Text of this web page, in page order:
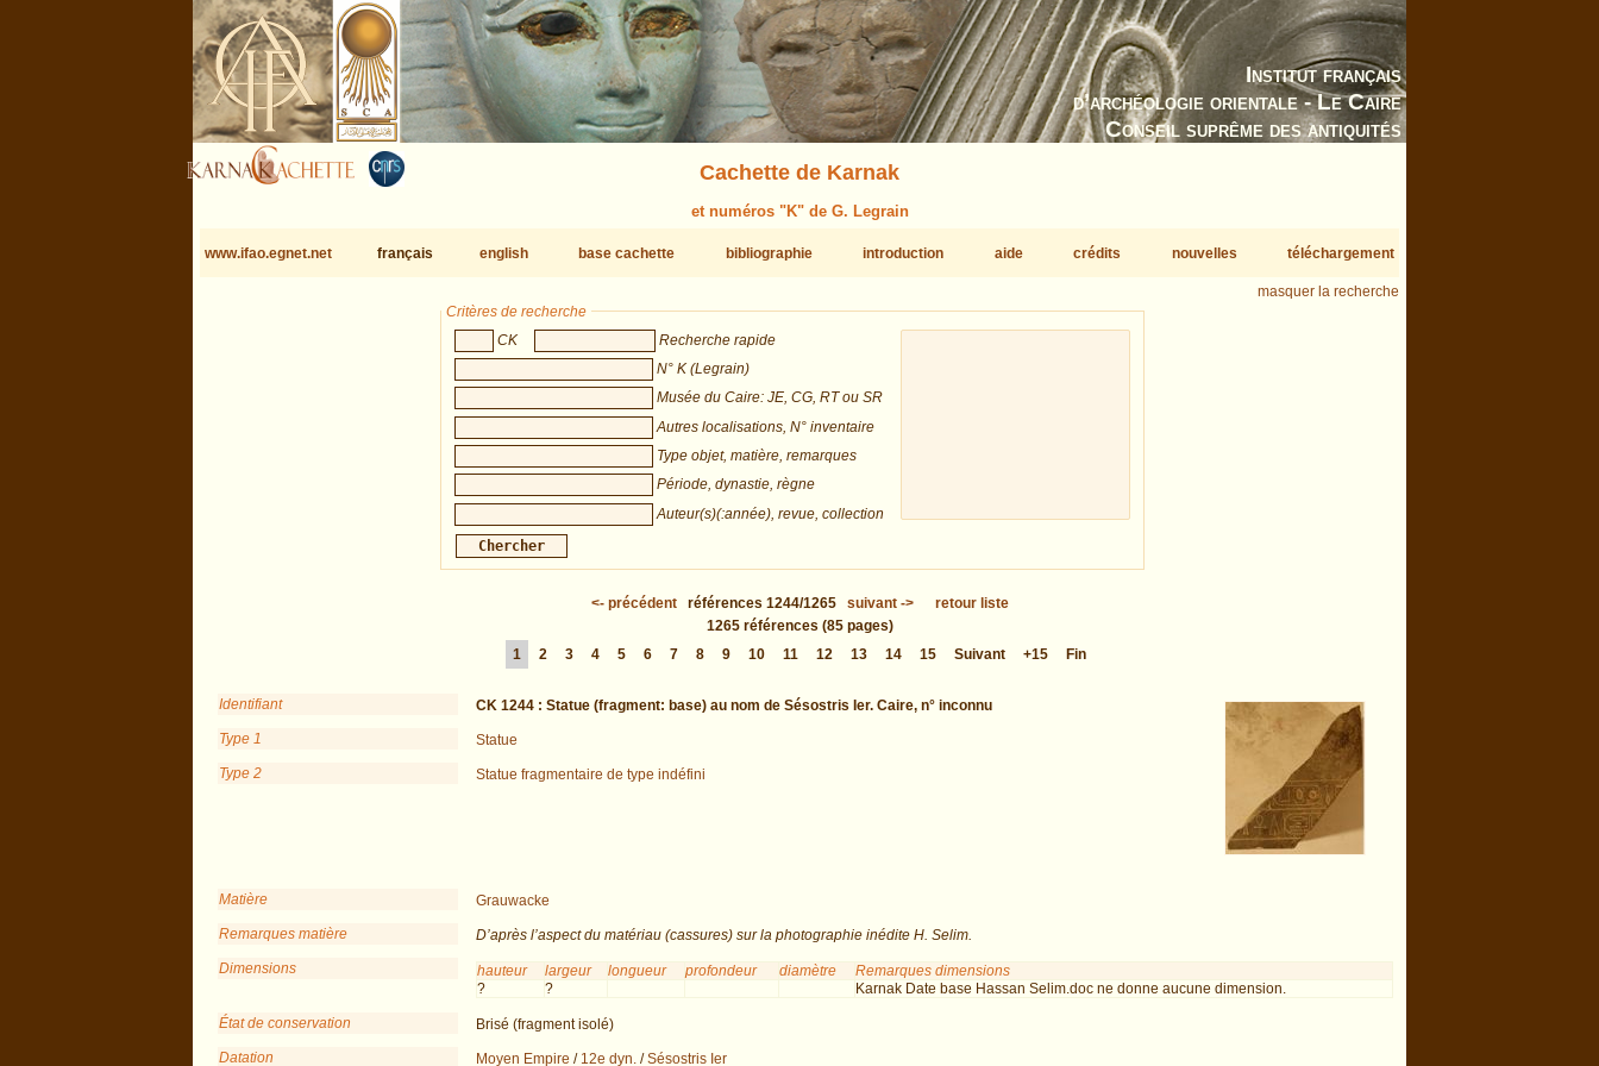
Institut français
d’archéologie orientale - Le Caire
Conseil suprême des antiquités
Cachette de Karnak
et numéros "K" de G. Legrain
www.ifao.egnet.net français english base cachette bibliographie introduction aide crédits nouvelles téléchargement
masquer la recherche
Critères de recherche
CK
Recherche rapide
N° K (Legrain)
Musée du Caire: JE, CG, RT ou SR
Autres localisations, N° inventaire
Type objet, matière, remarques
Période, dynastie, règne
Auteur(s)(:année), revue, collection
<- précédent références 1244/1265 suivant->
retour liste
1265 références (85 pages)
1
2 3 4 5 6 7 8 9 10 11 12 13 14 15 Suivant +15 Fin
Identifiant CK 1244 : Statue (fragment: base) au nom de Sésostris Ier. Caire, n° inconnu
Type 1
Statue
Type 2
Statue fragmentaire de type indéfini
Matière
Grauwacke
Remarques matière
D’après l’aspect du matériau (cassures) sur la photographie inédite H. Selim.
Dimensions
hauteur largeur longueur profondeur diamètre
Remarques dimensions
?
? Karnak Date base Hassan Selim.doc ne donne aucune dimension.
État de conservation
Brisé (fragment isolé)
Datation
Moyen Empire / 12e dyn. /Sésostris Ier